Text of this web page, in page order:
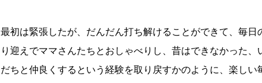
最初は緊張したが、だんだん打ち解けることができて、毎日
り迎えでママさんたちとおしゃべりし、昔はできなかった、
だちと仲良くするという経験を取り戻すかのように、楽しい